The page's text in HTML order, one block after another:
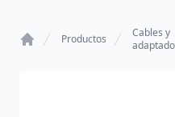
Productos
Cables y